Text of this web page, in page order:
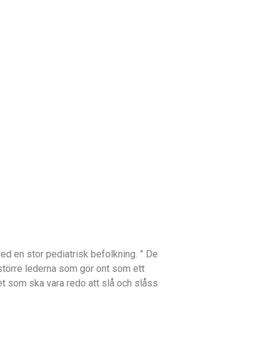
en stor pediatrisk befolkning. ” De
lederna som gör ont som ett
som ska vara redo att slå och slåss